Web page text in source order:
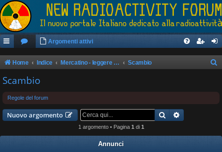
Argomenti attivi
Home Indice Mercatino - leggere il regolamento prima di postare Scambio
Scambio
Regole del forum
Nuovo argomento Cerca
1 argomento • Pagina 1 di 1
Annunci